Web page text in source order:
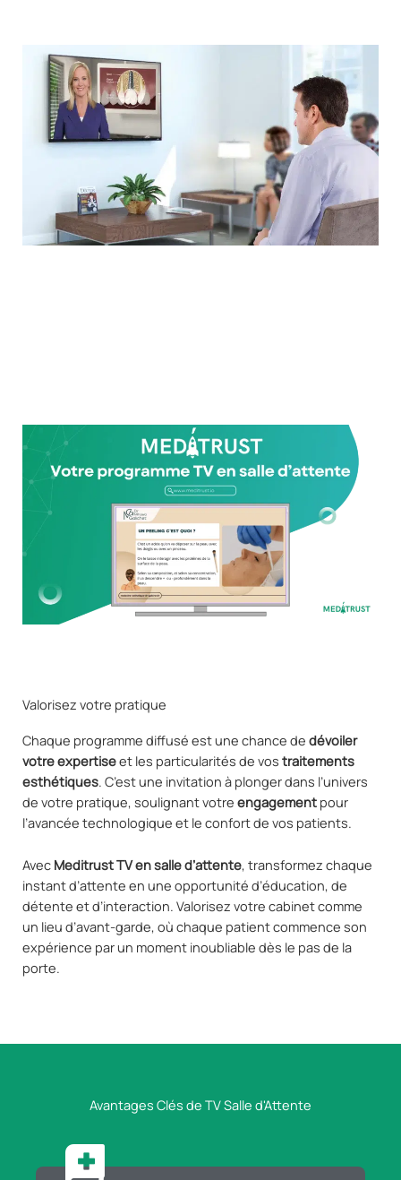
Valorisez votre pratique
Chaque programme diffusé est une chance de dévoiler
votre expertiseet les particularités de vos traitements
esthétiques. C’est une invitation à plonger dans l’univers
de votre pratique, soulignant votre engagement pour
l’avancée technologique et le confort de vos patients.
Avec Meditrust TV en salle d’attente, transformez chaque
instant d’attente en une opportunité d’éducation, de
détente et d’interaction. Valorisez votre cabinet comme
un lieu d’avant-garde, où chaque patient commence son
expérience par un moment inoubliable dès le pas de la
porte.
Avantages Clés de TV Salle d'Attente